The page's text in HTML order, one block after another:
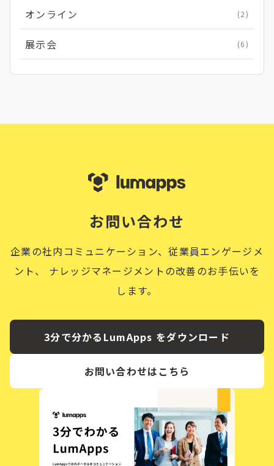
オンライン (2)
展示会 (6)
お問い合わせ
企業の社内コミュニケーション、従業員エンゲージメ
ント、
ナレッジマネージメントの改善のお手伝いを
します。
3分で分かるLumApps をダウンロード
お問い合わせはこちら